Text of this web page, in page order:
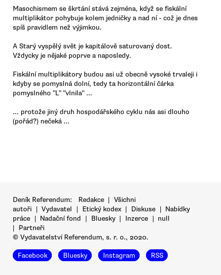
Masochismem se škrtání stává zejména, když se fiskální
multiplikátor pohybuje kolem jedničky a nad ní - což je dnes
spíš pravidlem než výjimkou.
A Starý vyspělý svět je kapitálově saturovaný dost.
Vždycky je nějaké poprve a naposledy.
Fiskální multiplikátory budou asi už obecně vysoké trvaleji i
kdyby se pomyslná dolní, tedy ta horizontální čárka
pomyslného "L" "vlnila" ...
... protože jiný druh hospodářského cyklu nás asi dlouho
(pořád?) nečeká ...
Deník Referendum: Redakce | Všichni
autoři | Vydavatel | Etický kodex | Diskuse | Nabídky
práce | Nadační fond | Bluesky | Inzerce | null
|
Partneři
© Vydavatelství Referendum, s. r. o., 2020.
Facebook Bluesky Instagram RSS